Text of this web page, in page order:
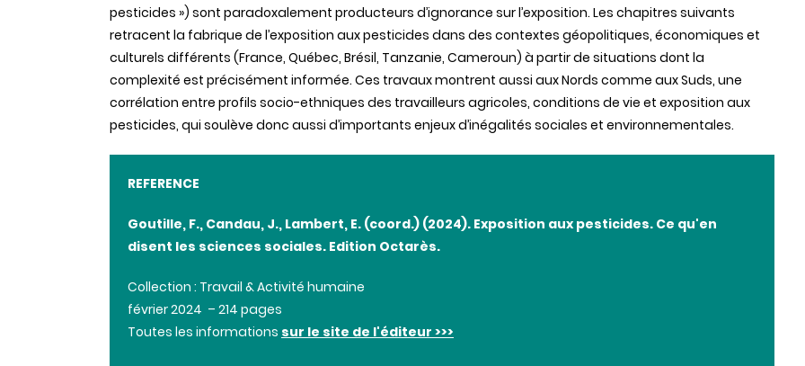
pesticides ») sont paradoxalement producteurs d’ignorance sur l’exposition. Les chapitres suivants
retracent la fabrique de l’exposition aux pesticides dans des contextes géopolitiques, économiques et
culturels différents (France, Québec, Brésil, Tanzanie, Cameroun) à partir de situations dont la
complexité est précisément informée. Ces travaux montrent aussi aux Nords comme aux Suds, une
corrélation entre profils socio-ethniques des travailleurs agricoles, conditions de vie et exposition aux
pesticides, qui soulève donc aussi d’importants enjeux d’inégalités sociales et environnementales.
REFERENCE
Goutille, F., Candau, J., Lambert, E. (coord.) (2024). Exposition aux pesticides. Ce qu'en
disent les sciences sociales. Edition Octarès.
Collection : Travail & Activité humaine
février 2024 – 214 pages
Toutes les informations sur le site de l'éditeur >>>